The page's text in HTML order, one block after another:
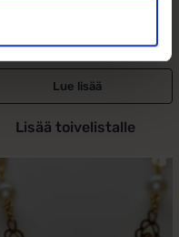
kaulakoru, jossa kaksi
Lue lisää
Lisää toivelistalle